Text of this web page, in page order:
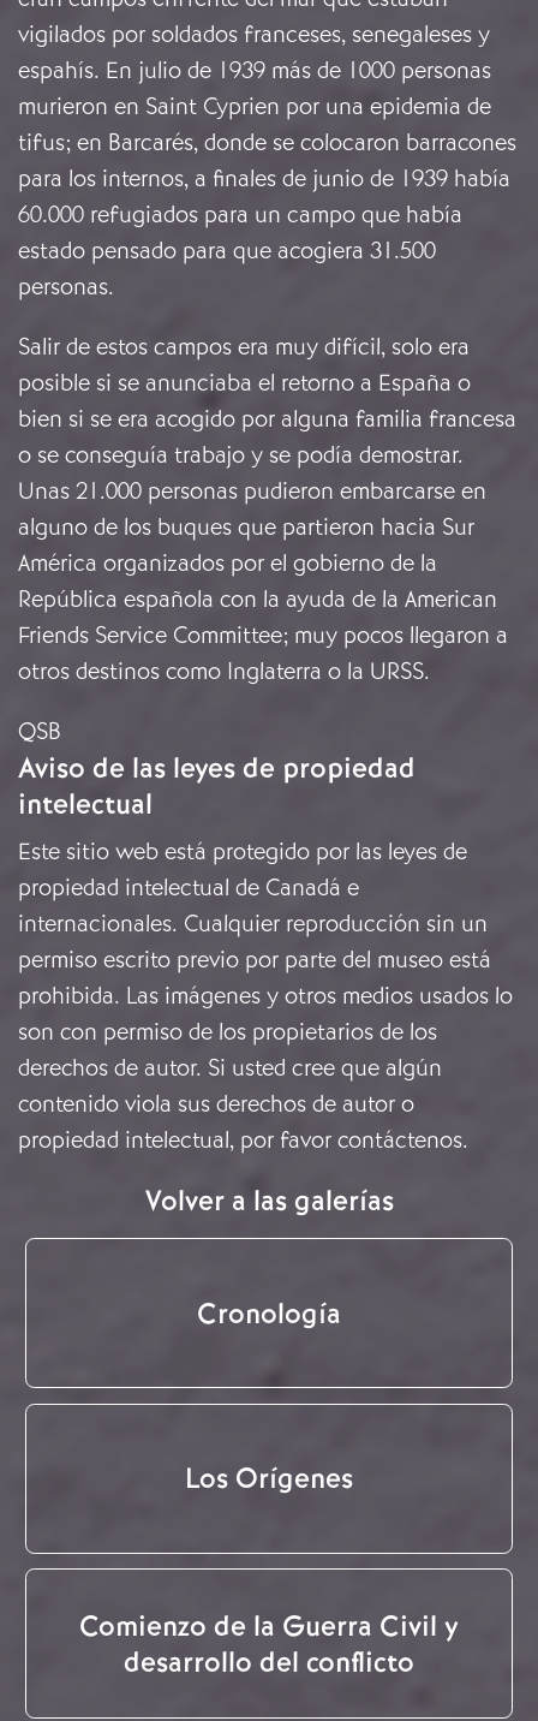
vigilados por soldados franceses, senegaleses y
espahís. En julio de 1939 más de 1000 personas
murieron en Saint Cyprien por una epidemia de
tifus; en Barcarés, donde se colocaron barracones
para los internos, a finales de junio de 1939 había
60.000 refugiados para un campo que había
estado pensado para que acogiera 31.500
personas.
Salir de estos campos era muy difícil, solo era
posible si se anunciaba el retorno a España o
bien si se era acogido por alguna familia francesa
o se conseguía trabajo y se podía demostrar.
Unas 21.000 personas pudieron embarcarse en
alguno de los buques que partieron hacia Sur
América organizados por el gobierno de la
República española con la ayuda de la American
Friends Service Committee; muy pocos llegaron a
otros destinos como Inglaterra o la URSS.
QSB
Aviso de las leyes de propiedad
intelectual
Este sitio web está protegido por las leyes de
propiedad intelectual de Canadá e
internacionales. Cualquier reproducción sin un
permiso escrito previo por parte del museo está
prohibida. Las imágenes y otros medios usados lo
son con permiso de los propietarios de los
derechos de autor. Si usted cree que algún
contenido viola sus derechos de autor o
propiedad intelectual, por favor contáctenos.
Volver a las galerías
Cronología
Los Orígenes
Comienzo de la Guerra Civil y
desarrollo del conflicto